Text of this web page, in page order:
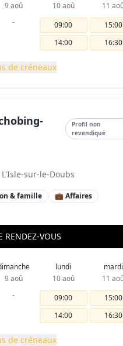
9 aoû
-
10 aoû
09:00
14:00
11
15:00
16:30
de créneaux
Profil non
revendiqué
sur-le-Doubs
& famille
💼 Affaires
RENDEZ-VOUS
9 aoû
-
lundi
10 aoû
09:00
14:00
mardi
11
15:00
16:30
de créneaux